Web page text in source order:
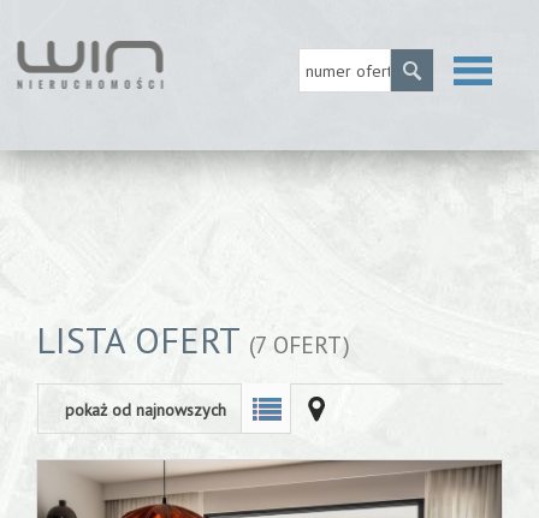
Strona
Usługi
LISTA OFERT (7 OFERT)
pokaż od najnowszych